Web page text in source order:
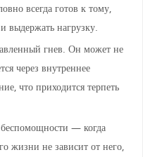
всегда готов к тому,
выдержать нагрузку.
гнев. Он может не
через внутреннее
что приходится терпеть
беспомощности — когда
жизни не зависит от него,